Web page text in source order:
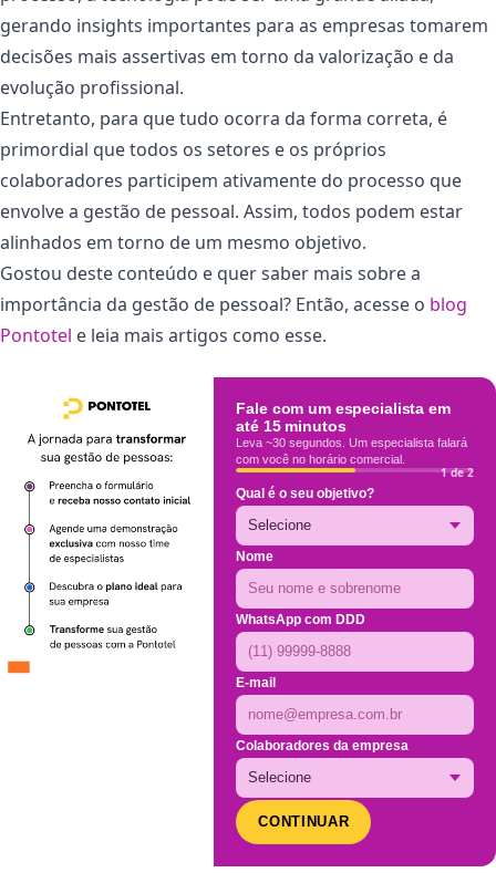
gerando insights importantes para as empresas tomarem
decisões mais assertivas em torno da valorização e da
evolução profissional.
Entretanto, para que tudo ocorra da forma correta, é
primordial que todos os setores e os próprios
colaboradores participem ativamente do processo que
envolve a gestão de pessoal. Assim, todos podem estar
alinhados em torno de um mesmo objetivo.
Gostou deste conteúdo e quer saber mais sobre a
importância da gestão de pessoal? Então, acesse o blog
Pontotel e leia mais artigos como esse.
Fale com um especialista em
até 15 minutos
Leva ~30 segundos. Um especialista falará
com você no horário comercial.
1 de 2
Qual é o seu objetivo?
Nome
WhatsApp com DDD
E-mail
Colaboradores da empresa
CONTINUAR